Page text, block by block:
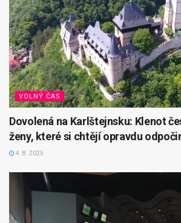
VOLNÝ ČAS
Dovolená na Karlštejnsku: Klenot
ženy, které si chtějí opravdu
4. 8. 2025